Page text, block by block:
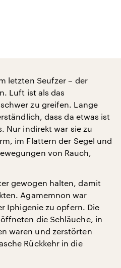
letzten Seufzer – der
Luft ist als das
zu greifen. Lange
dass da etwas ist
Nur indirekt war sie zu
im Flattern der Segel und
von Rauch,
gewogen halten, damit
Agamemnon war
Iphigenie zu opfern. Die
die Schläuche, in
waren und zerstörten
Rückkehr in die